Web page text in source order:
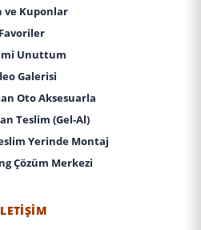
ve Kuponlar
Favoriler
Unuttum
Galerisi
Oto Aksesuarla
Teslim (Gel-Al)
Yerinde Montaj
Çözüm Merkezi